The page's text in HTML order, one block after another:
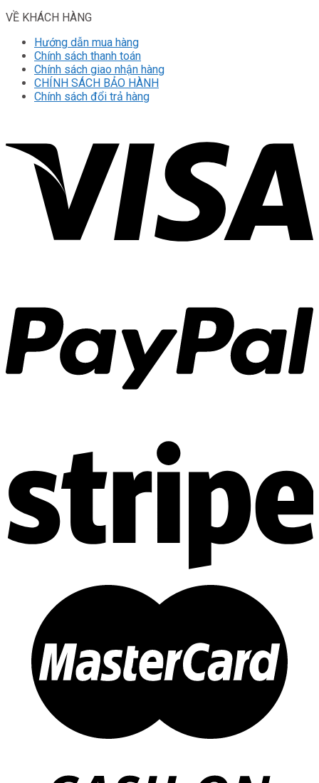
VỀ KHÁCH HÀNG
Hướng dẫn mua hàng
Chính sách thanh toán
Chính sách giao nhận hàng
CHÍNH SÁCH BẢO HÀNH
Chính sách đổi trả hàng